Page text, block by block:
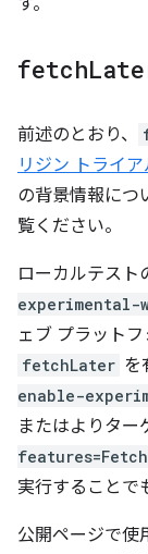
す。
fetch
前述のとおり、
リジン トライア
の背景情報につ
覧ください。
ローカルテスト
experimental-
ェブ プラット
fetchLater を
enable-
またはよりター
実行することで
公開ページで使